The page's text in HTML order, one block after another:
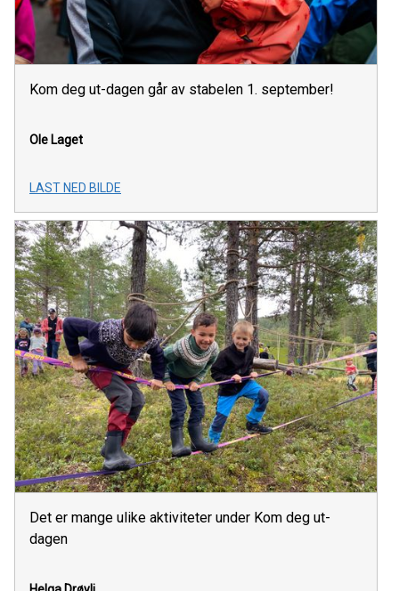
Kom deg ut-dagen går av stabelen 1. september!
Ole Laget
LAST NED BILDE
Det er mange ulike aktiviteter under Kom deg ut-
dagen